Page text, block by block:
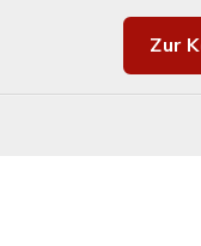
Zur